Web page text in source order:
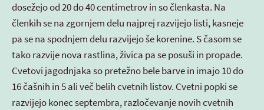
dosežejo od 20 do 40 centimetrov in so členkasta. Na
členkih se na zgornjem delu najprej razvijejo listi, kasneje
pa se na spodnjem delu razvijejo še korenine. S časom se
tako razvije nova rastlina, živica pa se posuši in propade.
Cvetovi jagodnjaka so pretežno bele barve in imajo 10 do
16 čašnih in 5 ali več belih cvetnih listov. Cvetni popki se
razvijejo konec septembra, razločevanje novih cvetnih